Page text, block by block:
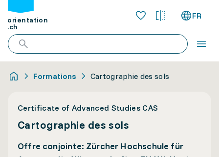
orientation
.ch
FR
Formations Cartographie des sols
Certificate of Advanced Studies CAS
Cartographie des sols
Offre conjointe: Zürcher Hochschule für